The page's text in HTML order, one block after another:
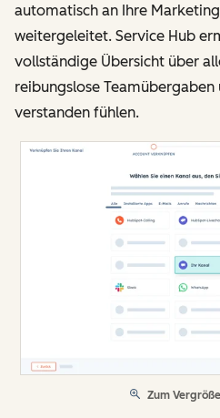
automatisch an Ihre
weitergeleitet. Service Hub
vollständige Übersicht über
reibungslose Teamübergaben
verstanden fühlen.
Zum